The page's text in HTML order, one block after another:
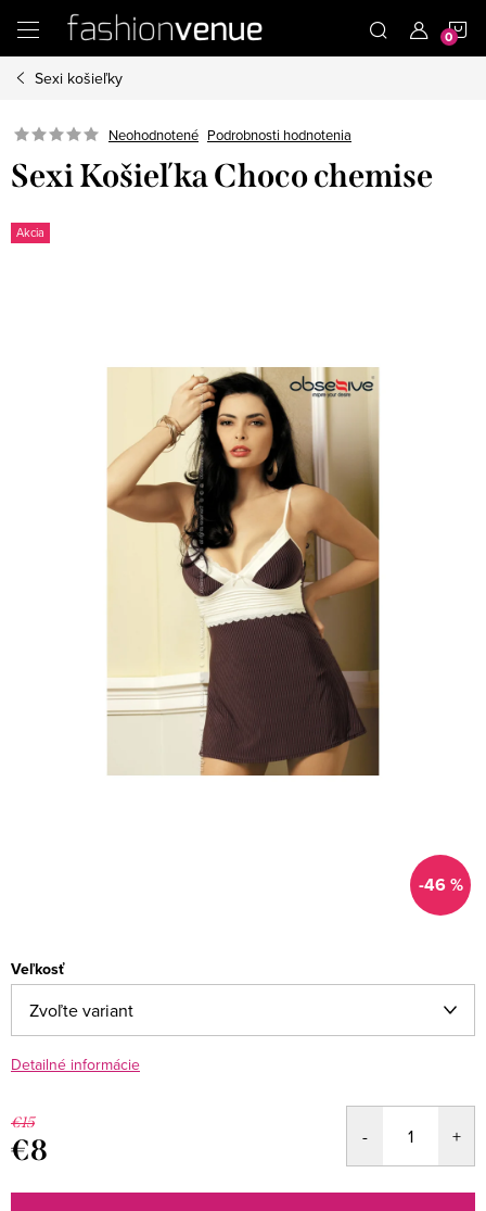
obsah
Sexi košieľky
Neohodnotené Podrobnosti hodnotenia
Sexi Košieľka Choco chemise
Akcia
-46 %
Veľkosť
Detailné informácie
€15
€8
cena: